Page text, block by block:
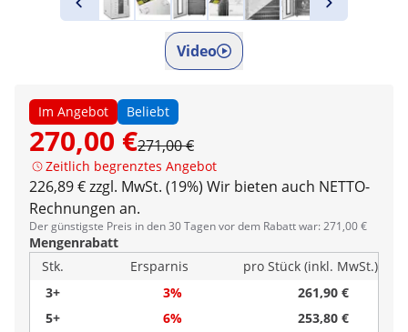
Video
Im Angebot Beliebt
270,00 €271,00 €
Zeitlich begrenztes Angebot
226,89 € zzgl. MwSt. (19%) Wir bieten auch NETTO-
Rechnungen an.
Der günstigste Preis in den 30 Tagen vor dem Rabatt war: 271,00 €
Mengenrabatt
Stk.
Ersparnis
pro Stück (inkl. MwSt.)
3+
3%
261,90 €
5+
6%
253,80 €